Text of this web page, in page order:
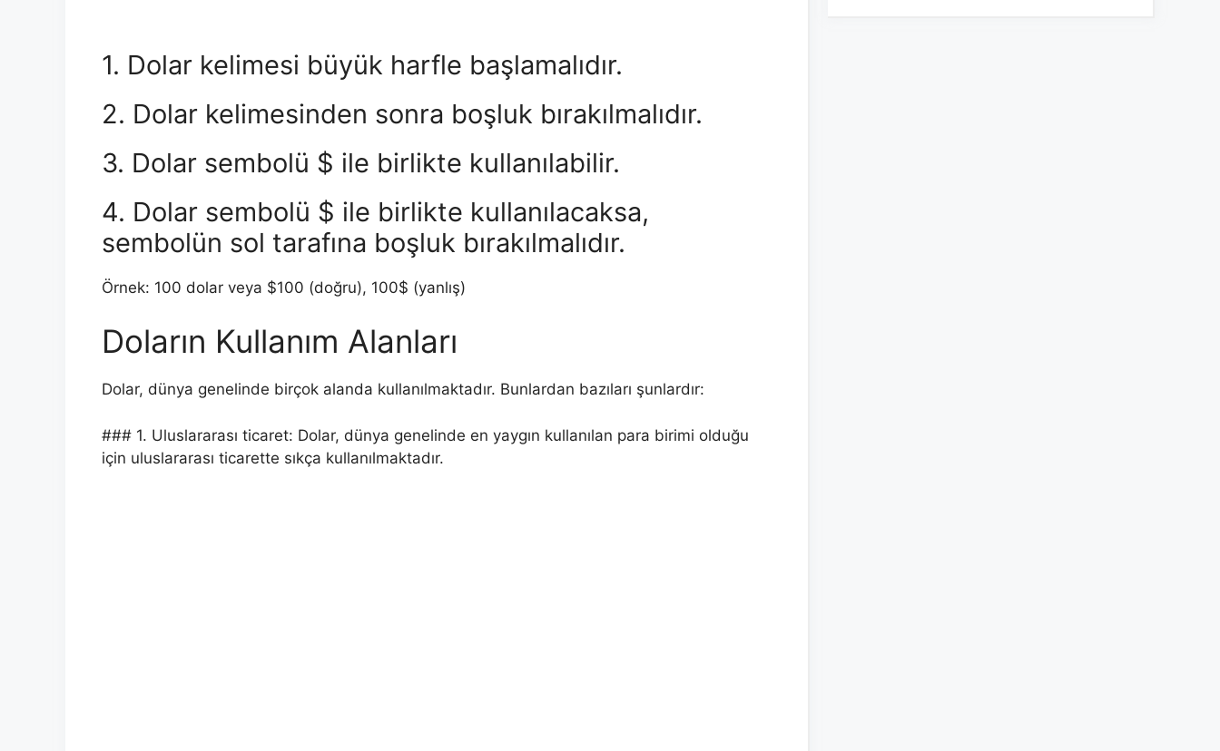
1. Dolar kelimesi büyük harfle başlamalıdır.
2. Dolar kelimesinden sonra boşluk bırakılmalıdır.
3. Dolar sembolü $ ile birlikte kullanılabilir.
4. Dolar sembolü $ ile birlikte kullanılacaksa,
sembolün sol tarafına boşluk bırakılmalıdır.
Örnek: 100 dolar veya $100 (doğru), 100$ (yanlış)
Doların Kullanım Alanları
Dolar, dünya genelinde birçok alanda kullanılmaktadır. Bunlardan bazıları şunlardır:
### 1. Uluslararası ticaret: Dolar, dünya genelinde en yaygın kullanılan para birimi olduğu
için uluslararası ticarette sıkça kullanılmaktadır.